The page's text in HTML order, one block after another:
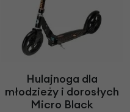
Hulajnoga dla
młodzieży i dorosłych
Micro Black